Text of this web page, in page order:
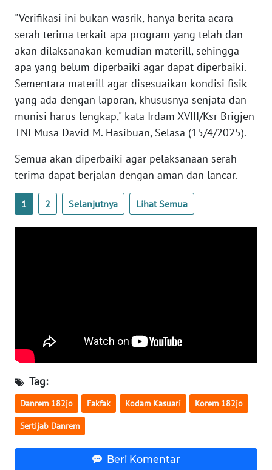
"Verifikasi ini bukan wasrik, hanya berita acara
serah terima terkait apa program yang telah dan
akan dilaksanakan kemudian materill, sehingga
apa yang belum diperbaiki agar dapat diperbaiki.
Sementara materill agar disesuaikan kondisi fisik
yang ada dengan laporan, khususnya senjata dan
munisi harus lengkap," kata Irdam XVIII/Ksr Brigjen
TNI Musa David M. Hasibuan, Selasa (15/4/2025).
Semua akan diperbaiki agar pelaksanaan serah
terima dapat berjalan dengan aman dan lancar.
1 2 Selanjutnya Lihat Semua
Tag:
Danrem 182jo Fakfak Kodam Kasuari Korem 182jo
Sertijab Danrem
Beri Komentar
JAMBI
WN
WN
NTB
WN
WN
SULBAR
WN
WN
LAMPUNG
WN